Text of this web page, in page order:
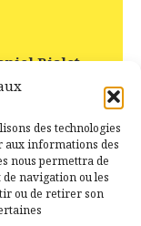
des technologies
aux informations des
nous permettra de
navigation ou les
ou de retirer son
Rialet
Ruffiac